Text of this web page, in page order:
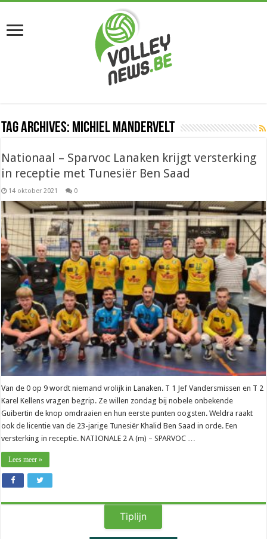
Tag Archives: Michiel Mandervelt
Nationaal – Sparvoc Lanaken krijgt versterking
in receptie met Tunesiër Ben Saad
14 oktober 2021 0
Van de 0 op 9 wordt niemand vrolijk in Lanaken. T 1 Jef Vandersmissen en T 2
Karel Kellens vragen begrip. Ze willen zondag bij nobele onbekende
Guibertin de knop omdraaien en hun eerste punten oogsten. Weldra raakt
ook de licentie van de 23-jarige Tunesiër Khalid Ben Saad in orde. Een
versterking in receptie. NATIONALE 2 A (m) – SPARVOC …
Lees meer »
Tiplijn